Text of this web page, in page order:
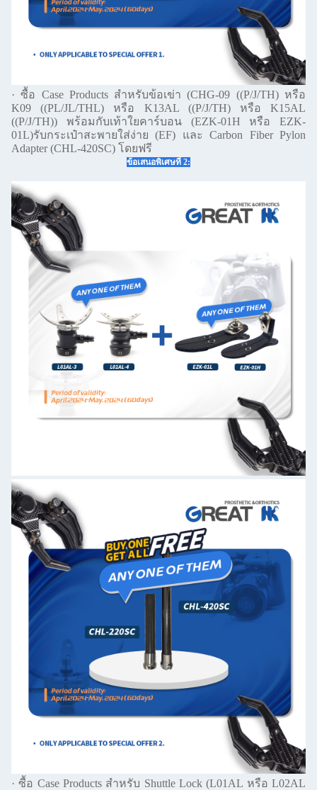
· ซื้อ Case Products สําหรับข้อเข่า (CHG-09 ((P/J/TH) หรือ
K09 ((PL/JL/THL) หรือ K13AL ((P/J/TH) หรือ K15AL
((P/J/TH)) พร้อมกับเท้าใยคาร์บอน (EZK-01H หรือ EZK-
01L)รับกระเป๋าสะพายใส่ง่าย (EF) และ Carbon Fiber Pylon
Adapter (CHL-420SC) โดยฟรี
ข้อเสนอพิเศษที่ 2:
· ซื้อ Case Products สําหรับ Shuttle Lock (L01AL หรือ L02AL